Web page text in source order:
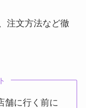
注文方法など徹
舗に行く前に